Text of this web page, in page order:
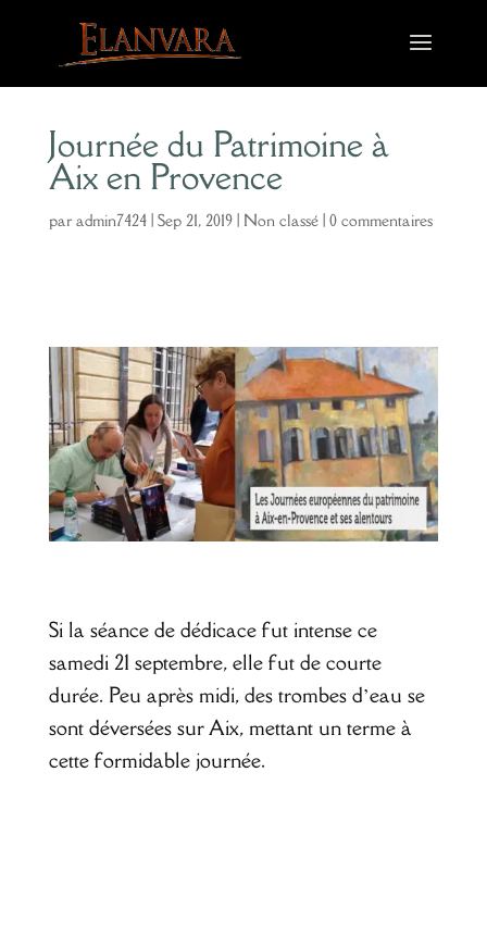
Journée du Patrimoine à
Aix en Provence
paradmin7424| Sep 21, 2019| Non classé| 0 commentaires
Si la séance de dédicace fut intense ce
samedi 21 septembre, elle fut de courte
durée. Peu après midi, des trombes d’eau se
sont déversées sur Aix, mettant un terme à
cette formidable journée.